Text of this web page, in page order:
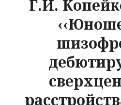
Г.И.